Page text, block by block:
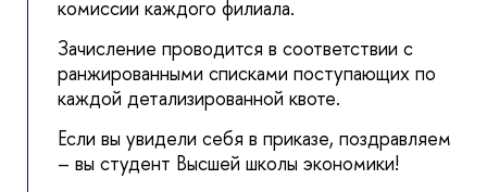
комиссии каждого филиала.
Зачисление проводится в соответствии с
ранжированными списками поступающих по
каждой детализированной квоте.
Если вы увидели себя в приказе, поздравляем
– вы студент Высшей школы экономики!